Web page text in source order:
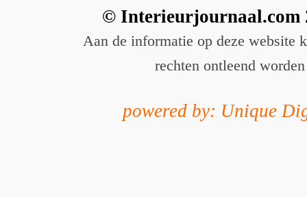
© Interieurjournaal.com
Aan de informatie op deze website
rechten ontleend worden
powered by: Unique